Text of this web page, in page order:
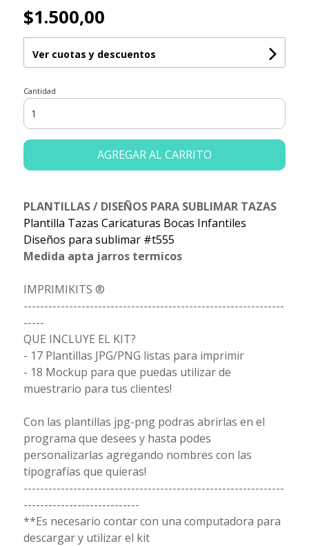
$1.500,00
Ver cuotas y descuentos
Cantidad
AGREGAR AL CARRITO
PLANTILLAS / DISEÑOS PARA SUBLIMAR TAZAS
Plantilla Tazas Caricaturas Bocas Infantiles
Diseños para sublimar #t555
Medida apta jarros termicos
IMPRIMIKITS ®
---------------------------------------------------------------
-----
QUE INCLUYE EL KIT?
- 17 Plantillas JPG/PNG listas para imprimir
- 18 Mockup para que puedas utilizar de
muestrario para tus clientes!
Con las plantillas jpg-png podras abrirlas en el
programa que desees y hasta podes
personalizarlas agregando nombres con las
tipografías que quieras!
---------------------------------------------------------------
----------------------------
**Es necesario contar con una computadora para
descargar y utilizar el kit